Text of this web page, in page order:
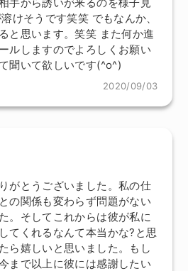
けそうです笑笑 でもなんか、
と思います。笑笑 また何か進
ルしますのでよろしくお願い
聞いて欲しいです(^o^)
2020/09/03
がとうございました。私の仕
の関係も変わらず問題がない
。そしてこれからは彼が私に
てくれるなんて本当かな?と思
ら嬉しいと思いました。もし
まで以上に彼には感謝したい